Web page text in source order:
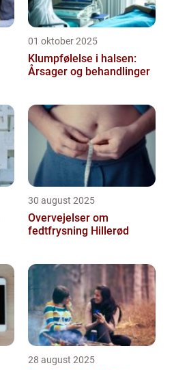
01 oktober 2025
Klumpfølelse i halsen:
Årsager og behandlinger
30 august 2025
Overvejelser om
fedtfrysning Hillerød
28 august 2025